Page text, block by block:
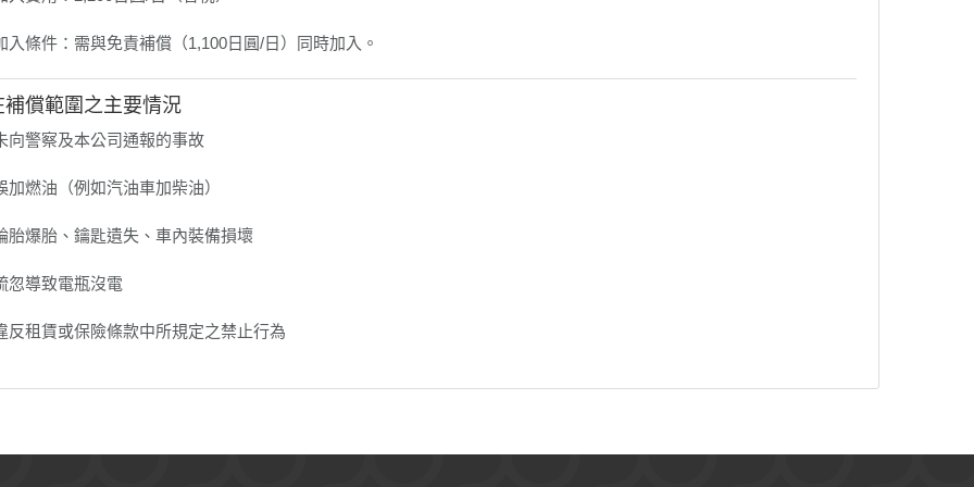
入條件：需與免責補償（1,100日圓/日）同時加入。
償範圍之主要情況
向警察及本公司通報的事故
加燃油（例如汽油車加柴油）
胎爆胎、鑰匙遺失、車內裝備損壞
忽導致電瓶沒電
反租賃或保險條款中所規定之禁止行為